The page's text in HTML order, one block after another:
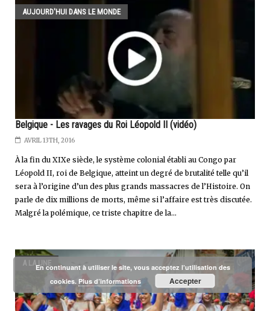
AUJOURD'HUI DANS LE MONDE
Belgique - Les ravages du Roi Léopold II (vidéo)
AVRIL 13TH, 2016
À la fin du XIXe siècle, le système colonial établi au Congo par
Léopold II, roi de Belgique, atteint un degré de brutalité telle qu’il
sera à l’origine d’un des plus grands massacres de l’Histoire. On
parle de dix millions de morts, même si l’affaire est très discutée.
Malgré la polémique, ce triste chapitre de la...
A LA UNE
En continuant à utiliser le site, vous acceptez l’utilisation des
cookies. Plus d’informations Accepter